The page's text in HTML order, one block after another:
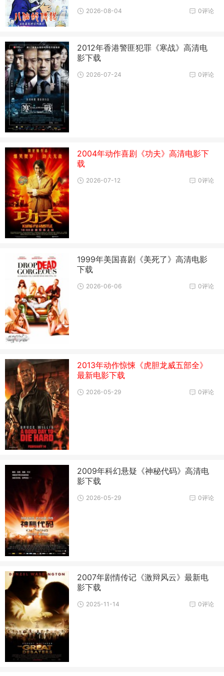
0评论
2026-08-04
2012年香港警匪犯罪《寒战》高清电
影下载
0评论
2026-07-24
2004年动作喜剧《功夫》高清电影下
载
0评论
2026-07-12
1999年美国喜剧《美死了》高清电影
下载
0评论
2026-06-06
2013年动作惊悚《虎胆龙威五部全》
最新电影下载
0评论
2026-05-29
2009年科幻悬疑《神秘代码》高清电
影下载
0评论
2026-05-29
2007年剧情传记《激辩风云》最新电
影下载
0评论
2025-11-14